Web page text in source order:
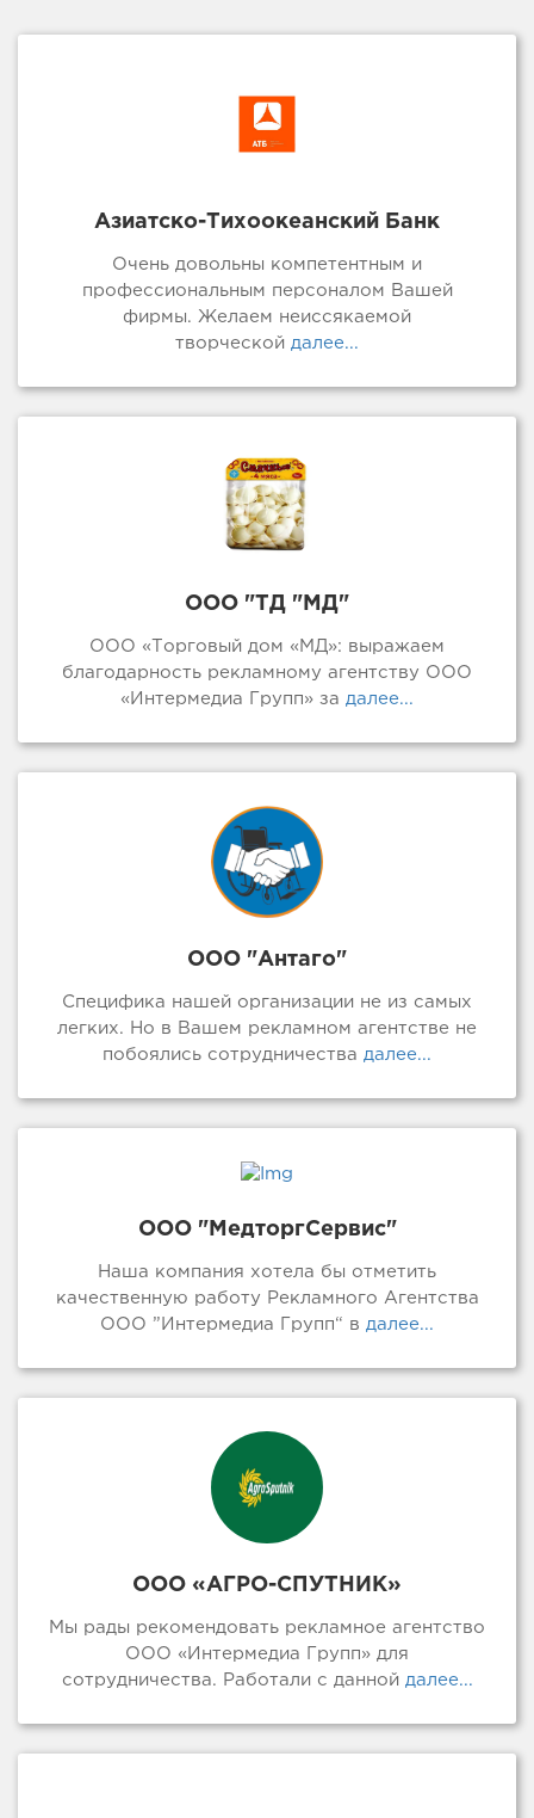
Азиатско-Тихоокеанский Банк
Очень довольны компетентным и
профессиональным персоналом Вашей
фирмы. Желаем неиссякаемой
творческой далее...
ООО "ТД "МД"
ООО «Торговый дом «МД»: выражаем
благодарность рекламному агентству ООО
«Интермедиа Групп» за далее...
ООО "Антаго"
Специфика нашей организации не из самых
легких. Но в Вашем рекламном агентстве не
побоялись сотрудничества далее...
ООО "МедторгСервис"
Наша компания хотела бы отметить
качественную работу Рекламного Агентства
ООО ”Интермедиа Групп“ в далее...
ООО «АГРО-СПУТНИК»
Мы рады рекомендовать рекламное агентство
ООО «Интермедиа Групп» для
сотрудничества. Работали с даннойдалее...